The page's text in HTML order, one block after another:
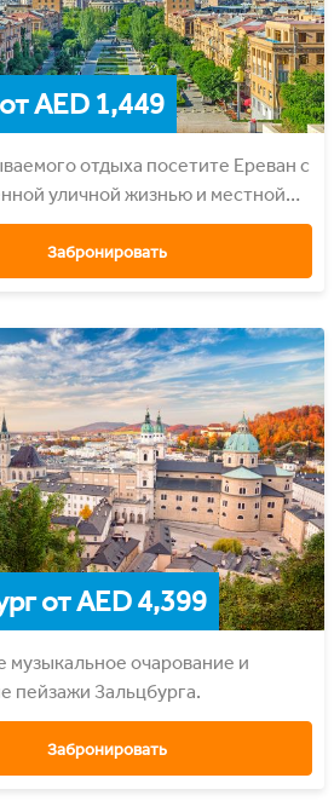
AED 1,449
отдыха посетите Ереван с
уличной жизнью и местной
Забронировать
от AED 4,399
музыкальное очарование и
пейзажи Зальцбурга.
Забронировать